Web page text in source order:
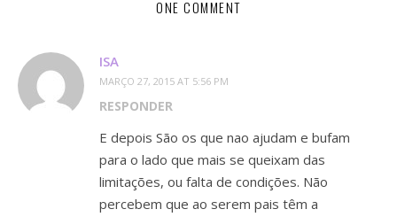
ONE COMMENT
ISA
MARÇO 27, 2015 AT 5:56 PM
RESPONDER
E depois São os que nao ajudam e bufam
para o lado que mais se queixam das
limitações, ou falta de condições. Não
percebem que ao serem pais têm a